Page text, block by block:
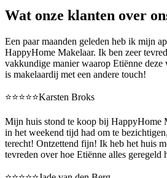
Wat onze klanten over
Een paar maanden geleden heb ik mijn
HappyHome Makelaar. Ik ben zeer
vakkundige manier waarop Etiënne
is makelaardij met een andere touch!
⭐️⭐️⭐️⭐️⭐️Karsten Broks
Mijn huis stond te koop bij HappyHome
in het weekend tijd had om te
terecht! Ontzettend fijn! Ik heb het huis
tevreden over hoe Etiënne alles geregeld